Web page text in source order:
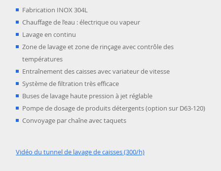
Fabrication INOX 304L
Chauffage de l’eau : électrique ou vapeur
Lavage en continu
Zone de lavage et zone de rinçage avec contrôle des
températures
Entraînement des caisses avec variateur de vitesse
Système de filtration très efficace
Buses de lavage haute pression à jet réglable
Pompe de dosage de produits détergents (option sur D63-120)
Convoyage par chaîne avec taquets
Vidéo du tunnel de lavage de caisses (300/h)